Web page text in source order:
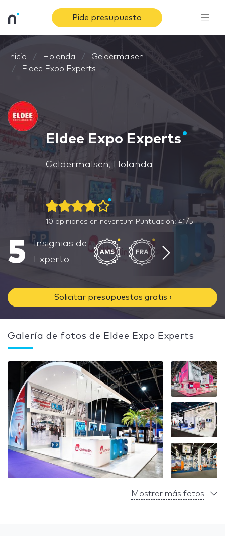
Pide presupuesto
Inicio Holanda
Geldermalsen
Eldee Expo Experts
Eldee Expo Experts
Geldermalsen, Holanda
10 opiniones en neventum Puntuación: 4,1/5
5
Insignias de
Experto
Solicitar presupuestos gratis ›
Galería de fotos de Eldee Expo Experts
Mostrar más fotos